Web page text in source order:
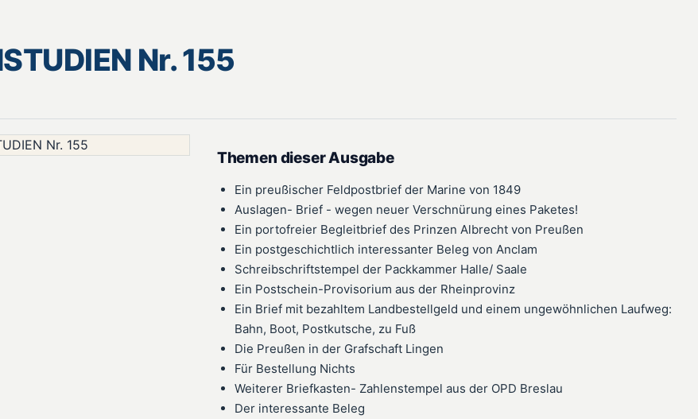
Nr. 155
Themen dieser Ausgabe
Ein preußischer Feldpostbrief der Marine von 1849
Auslagen- Brief - wegen neuer Verschnürung eines Paketes!
Ein portofreier Begleitbrief des Prinzen Albrecht von Preußen
Ein postgeschichtlich interessanter Beleg von Anclam
Schreibschriftstempel der Packkammer Halle/ Saale
Ein Postschein-Provisorium aus der Rheinprovinz
Ein Brief mit bezahltem Landbestellgeld und einem ungewöhnlichen Laufweg:
Bahn, Boot, Postkutsche, zu Fuß
Die Preußen in der Grafschaft Lingen
Für Bestellung Nichts
Weiterer Briefkasten- Zahlenstempel aus der OPD Breslau
Der interessante Beleg